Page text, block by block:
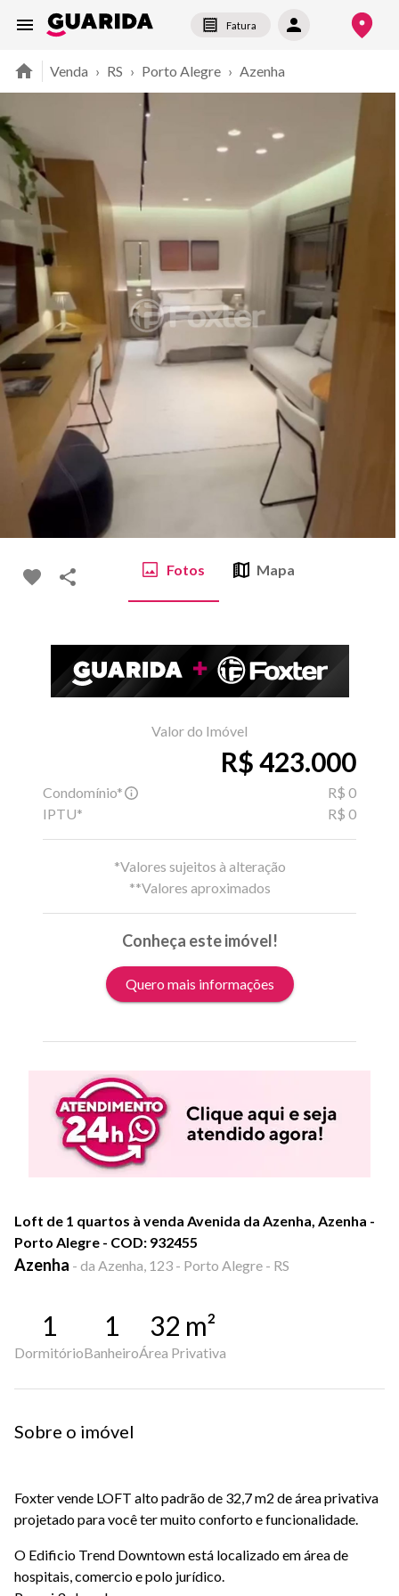
Fatura
Venda › RS › Porto Alegre › Azenha
Fotos Mapa
Valor do Imóvel
R$ 423.000
Condomínio*
R$ 0
IPTU*
R$ 0
*Valores sujeitos à alteração
**Valores aproximados
Conheça este imóvel!
Quero mais informações
Loft de 1 quartos à venda Avenida da Azenha, Azenha -
Porto Alegre - COD: 932455
Azenha - da Azenha, 123 - Porto Alegre - RS
1
Dormitório
1
Banheiro
32 m²
Área Privativa
Sobre o imóvel
Foxter vende LOFT alto padrão de 32,7 m2 de área privativa
projetado para você ter muito conforto e funcionalidade.
O Edificio Trend Downtown está localizado em área de
hospitais, comercio e polo jurídico.